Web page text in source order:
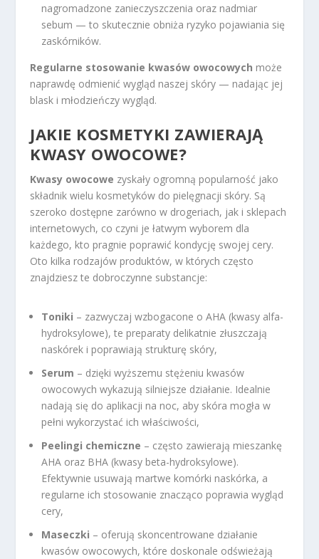
nagromadzone zanieczyszczenia oraz nadmiar
sebum — to skutecznie obniża ryzyko pojawiania się
zaskórników.
Regularne stosowanie kwasów owocowych może
naprawdę odmienić wygląd naszej skóry — nadając jej
blask i młodzieńczy wygląd.
JAKIE KOSMETYKI ZAWIERAJĄ
KWASY OWOCOWE?
Kwasy owocowe zyskały ogromną popularność jako
składnik wielu kosmetyków do pielęgnacji skóry. Są
szeroko dostępne zarówno w drogeriach, jak i sklepach
internetowych, co czyni je łatwym wyborem dla
każdego, kto pragnie poprawić kondycję swojej cery.
Oto kilka rodzajów produktów, w których często
znajdziesz te dobroczynne substancje:
Toniki – zazwyczaj wzbogacone o AHA (kwasy alfa-
hydroksylowe), te preparaty delikatnie złuszczają
naskórek i poprawiają strukturę skóry,
Serum – dzięki wyższemu stężeniu kwasów
owocowych wykazują silniejsze działanie. Idealnie
nadają się do aplikacji na noc, aby skóra mogła w
pełni wykorzystać ich właściwości,
Peelingi chemiczne – często zawierają mieszankę
AHA oraz BHA (kwasy beta-hydroksylowe).
Efektywnie usuwają martwe komórki naskórka, a
regularne ich stosowanie znacząco poprawia wygląd
cery,
Maseczki – oferują skoncentrowane działanie
kwasów owocowych, które doskonale odświeżają